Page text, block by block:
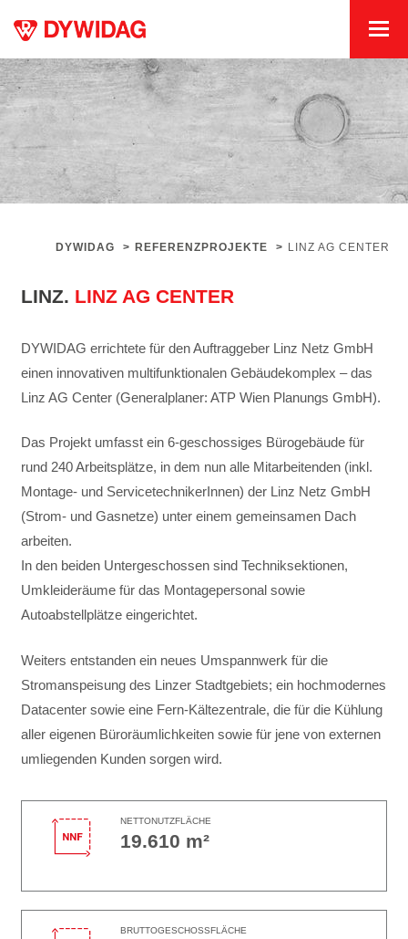
DYWIDAG > REFERENZPROJEKTE > LINZ AG CENTER
LINZ. LINZ AG CENTER
DYWIDAG errichtete für den Auftraggeber Linz Netz GmbH
einen innovativen multifunktionalen Gebäudekomplex – das
Linz AG Center (Generalplaner: ATP Wien Planungs GmbH).
Das Projekt umfasst ein 6-geschossiges Bürogebäude für
rund 240 Arbeitsplätze, in dem nun alle Mitarbeitenden (inkl.
Montage- und ServicetechnikerInnen) der Linz Netz GmbH
(Strom- und Gasnetze) unter einem gemeinsamen Dach
arbeiten.
In den beiden Untergeschossen sind Techniksektionen,
Umkleideräume für das Montagepersonal sowie
Autoabstellplätze eingerichtet.
Weiters entstanden ein neues Umspannwerk für die
Stromanspeisung des Linzer Stadtgebiets; ein hochmodernes
Datacenter sowie eine Fern-Kältezentrale, die für die Kühlung
aller eigenen Büroräumlichkeiten sowie für jene von externen
umliegenden Kunden sorgen wird.
NETTONUTZFLÄCHE
19.610 m²
BRUTTOGESCHOSSFLÄCHE